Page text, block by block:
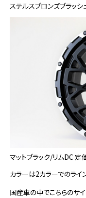
ステルスブロンズブラッ
マットブラック/リムDC
カラーは2カラーでのライ
国産車の中でこちらのサ